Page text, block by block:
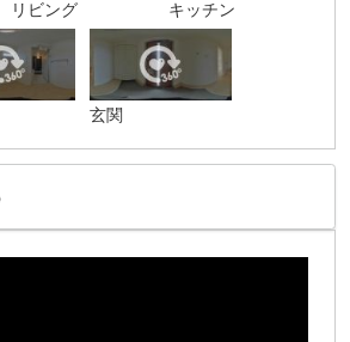
リビング キッチン
玄関